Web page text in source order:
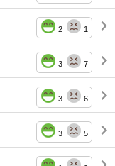
2 1
3 7
3 6
3 5